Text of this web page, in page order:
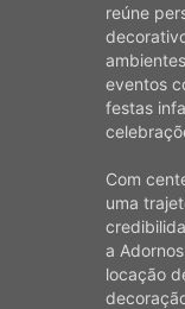
reúne
eventos
festas
Com
uma
a
locação